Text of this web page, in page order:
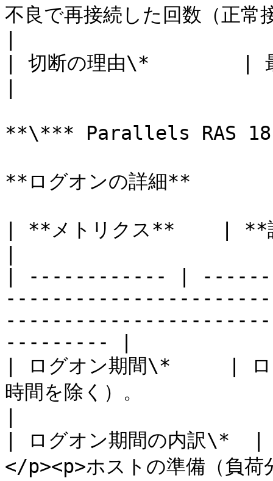
不良で再接続した回数（正常
| 切断の理由\*        | 最
**\*** Parallels RAS
**ログオンの詳細**
| **メトリクス**    | **
| ------------ |
--------- |
| ログオン期間\*     | ロ
時間を除く）。
| ログオン期間の内訳\*  |
</p><p>ホストの準備（負